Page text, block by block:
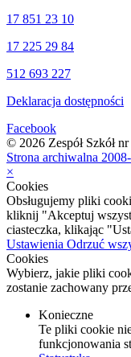
17 851 23 10
17 225 29 84
512 693 227
Deklaracja dostępności
Facebook
© 2026 Zespół Szkół
Strona archiwalna
×
Cookies
Obsługujemy pliki
kliknij "Akceptuj
ciasteczka, klikając
Ustawienia Odrzuć
Cookies
Wybierz, jakie pliki
zostanie zachowany
Konieczne
Te pliki cookie
funkcjonowania